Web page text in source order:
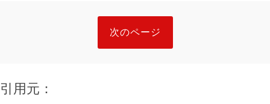
次のページ
引用元：